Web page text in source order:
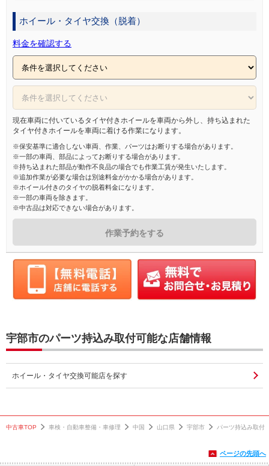
ホイール・タイヤ交換（脱着）
料金を確認する
現在車両に付いているタイヤ付きホイールを車両から外し、持ち込まれた
タイヤ付きホイールを車両に着ける作業になります。
※保安基準に適合しない車両、作業、パーツはお断りする場合があります。
※一部の車両、部品によってお断りする場合があります。
※持ち込まれた部品が動作不良品の場合でも作業工賃が発生いたします。
※追加作業が必要な場合は別途料金がかかる場合があります。
※ホイール付きのタイヤの脱着料金になります。
※一部の車両を除きます。
※中古品は対応できない場合があります。
作業予約をする
宇部市のパーツ持込み取付可能な店舗情報
ホイール・タイヤ交換可能店を探す
中古車TOP 車検・自動車整備・車修理 中国 山口県 宇部市 パーツ持込み取付
ページの先頭へ